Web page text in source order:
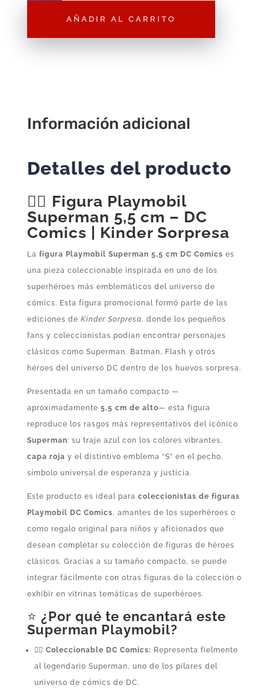
cm
Kinder
AÑADIR AL CARRITO
Información adicional
Detalles del producto
🦸‍♂️ Figura Playmobil
Superman 5,5 cm – DC
Comics | Kinder Sorpresa
La figura Playmobil Superman 5,5 cm DC Comics es
una pieza coleccionable inspirada en uno de los
superhéroes más emblemáticos del universo de
cómics. Esta figura promocional formó parte de las
ediciones de Kinder Sorpresa, donde los pequeños
fans y coleccionistas podían encontrar personajes
clásicos como Superman, Batman, Flash y otros
héroes del universo DC dentro de los huevos sorpresa.
Presentada en un tamaño compacto —
aproximadamente 5,5 cm de alto— esta figura
reproduce los rasgos más representativos del icónico
Superman: su traje azul con los colores vibrantes,
capa roja y el distintivo emblema “S” en el pecho,
símbolo universal de esperanza y justicia.
Este producto es ideal para coleccionistas de figuras
Playmobil DC Comics, amantes de los superhéroes o
como regalo original para niños y aficionados que
desean completar su colección de figuras de héroes
clásicos. Gracias a su tamaño compacto, se puede
integrar fácilmente con otras figuras de la colección o
exhibir en vitrinas temáticas de superhéroes.
⭐ ¿Por qué te encantará este
Superman Playmobil?
🦸‍♂️ Coleccionable DC Comics: Representa fielmente
al legendario Superman, uno de los pilares del
universo de cómics de DC.